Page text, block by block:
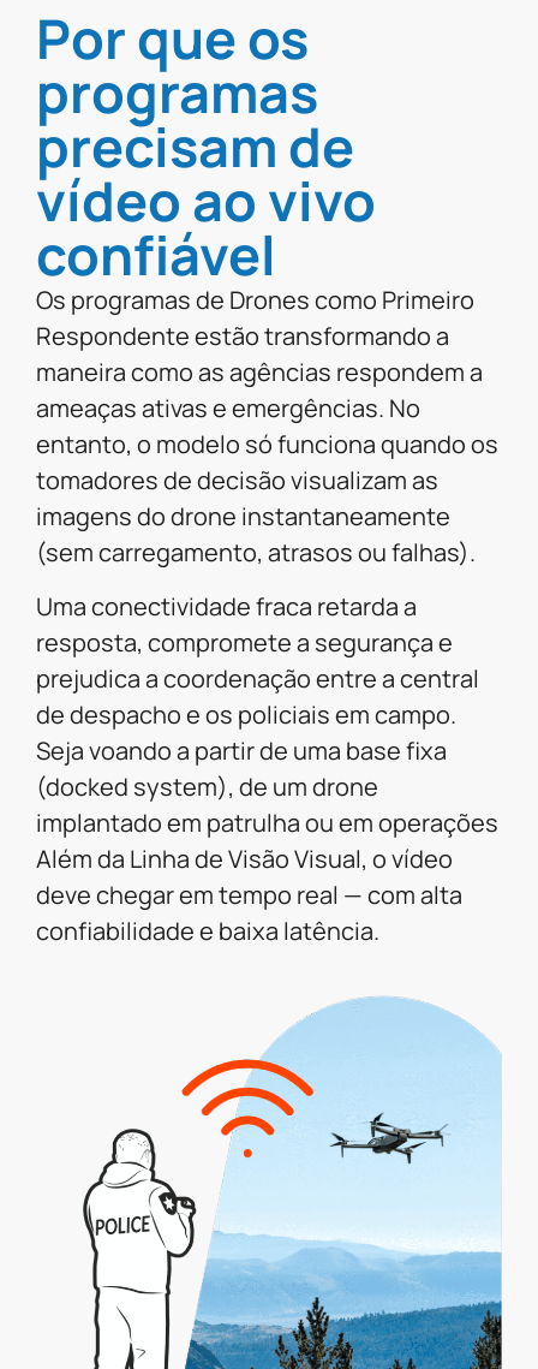
Por que os
programas
precisam de
vídeo ao vivo
confiável
Os programas de Drones como Primeiro
Respondente estão transformando a
maneira como as agências respondem a
ameaças ativas e emergências. No
entanto, o modelo só funciona quando os
tomadores de decisão visualizam as
imagens do drone instantaneamente
(sem carregamento, atrasos ou falhas).
Uma conectividade fraca retarda a
resposta, compromete a segurança e
prejudica a coordenação entre a central
de despacho e os policiais em campo.
Seja voando a partir de uma base fixa
(docked system), de um drone
implantado em patrulha ou em operações
Além da Linha de Visão Visual, o vídeo
deve chegar em tempo real — com alta
confiabilidade e baixa latência.